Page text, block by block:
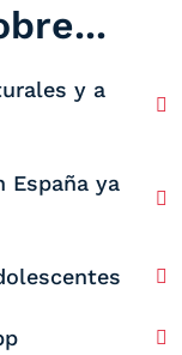
y a
España ya